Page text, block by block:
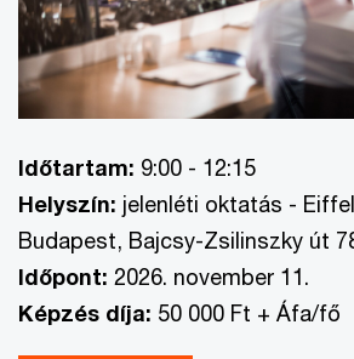
Időtartam: 9:00 - 12:15
Helyszín: jelenléti oktatás -
Budapest, Bajcsy-Zsilinszky út
Időpont: 2026. november 11.
Képzés díja: 50 000 Ft + Áfa/fő